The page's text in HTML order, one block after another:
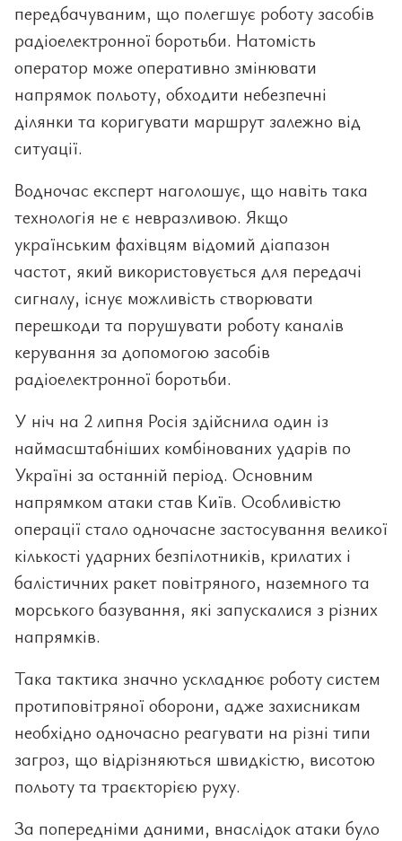
передбачуваним, що полегшує роботу засобів
радіоелектронної боротьби. Натомість
оператор може оперативно змінювати
напрямок польоту, обходити небезпечні
ділянки та коригувати маршрут залежно від
ситуації.
Водночас експерт наголошує, що навіть така
технологія не є невразливою. Якщо
українським фахівцям відомий діапазон
частот, який використовується для передачі
сигналу, існує можливість створювати
перешкоди та порушувати роботу каналів
керування за допомогою засобів
радіоелектронної боротьби.
У ніч на 2 липня Росія здійснила один із
наймасштабніших комбінованих ударів по
Україні за останній період. Основним
напрямком атаки став Київ. Особливістю
операції стало одночасне застосування великої
кількості ударних безпілотників, крилатих і
балістичних ракет повітряного, наземного та
морського базування, які запускалися з різних
напрямків.
Така тактика значно ускладнює роботу систем
протиповітряної оборони, адже захисникам
необхідно одночасно реагувати на різні типи
загроз, що відрізняються швидкістю, висотою
польоту та траєкторією руху.
За попередніми даними, внаслідок атаки було